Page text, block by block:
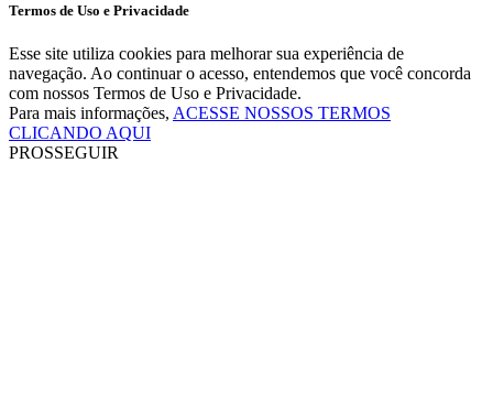
Termos de Uso e Privacidade
Esse site utiliza cookies para melhorar sua experiência de
navegação. Ao continuar o acesso, entendemos que você concorda
com nossos Termos de Uso e Privacidade.
Para mais informações, ACESSE NOSSOS TERMOS
CLICANDO AQUI
PROSSEGUIR